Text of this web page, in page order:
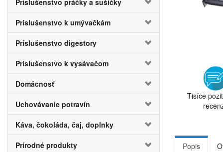
Príslušenstvo práčky a sušičky
Príslušenstvo k umývačkám
Príslušenstvo digestory
Príslušenstvo k vysávačom
Domácnosť
Uchovávanie potravín
Káva, čokoláda, čaj, doplnky
Prírodné produkty
Tisíce
Popis